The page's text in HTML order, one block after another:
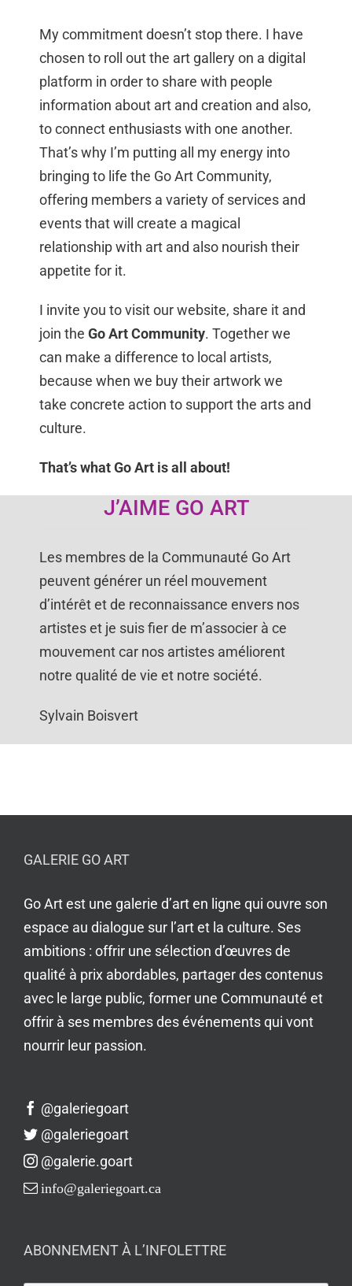
My commitment doesn’t stop there. I have
chosen to roll out the art gallery on a digital
platform in order to share with people
information about art and creation and also,
to connect enthusiasts with one another.
That’s why I’m putting all my energy into
bringing to life the Go Art Community,
offering members a variety of services and
events that will create a magical
relationship with art and also nourish their
appetite for it.
I invite you to visit our website, share it and
join the Go Art Community. Together we
can make a difference to local artists,
because when we buy their artwork we
take concrete action to support the arts and
culture.
That’s what Go Art is all about!
J’AIME GO ART
Les membres de la Communauté Go Art
peuvent générer un réel mouvement
d’intérêt et de reconnaissance envers nos
artistes et je suis fier de m’associer à ce
mouvement car nos artistes améliorent
notre qualité de vie et notre société.
Sylvain Boisvert
GALERIE GO ART
Go Art est une galerie d’art en ligne qui ouvre son
espace au dialogue sur l’art et la culture. Ses
ambitions : offrir une sélection d’œuvres de
qualité à prix abordables, partager des contenus
avec le large public, former une Communauté et
offrir à ses membres des événements qui vont
nourrir leur passion.
@galeriegoart
@galeriegoart
@galerie.goart
info@galeriegoart.ca
ABONNEMENT À L’INFOLETTRE